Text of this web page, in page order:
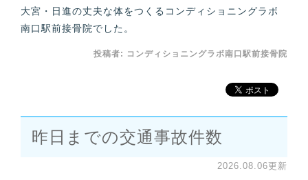
大宮・日進の丈夫な体をつくるコンディショニングラボ
南口駅前接骨院でした。
投稿者: コンディショニングラボ南口駅前接骨院
昨日までの交通事故件数
2026.08.06更新